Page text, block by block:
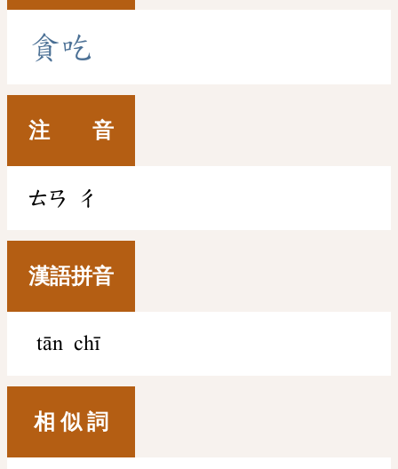
貪吃
注 音
ㄊㄢ ㄔ
漢語拼音
tān chī
相 似 詞